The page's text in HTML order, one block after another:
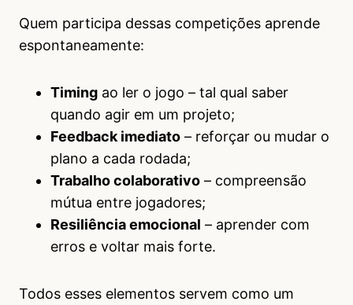
Quem participa dessas competições aprende
espontaneamente:
Timing ao ler o jogo – tal qual saber
quando agir em um projeto;
Feedback imediato – reforçar ou mudar o
plano a cada rodada;
Trabalho colaborativo – compreensão
mútua entre jogadores;
Resiliência emocional – aprender com
erros e voltar mais forte.
Todos esses elementos servem como um